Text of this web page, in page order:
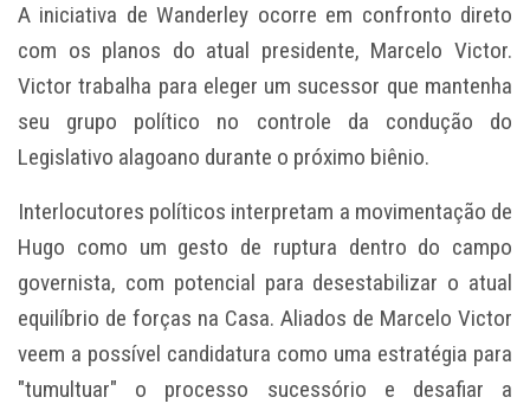
A iniciativa de Wanderley ocorre em confronto direto
com os planos do atual presidente, Marcelo Victor.
Victor trabalha para eleger um sucessor que mantenha
seu grupo político no controle da condução do
Legislativo alagoano durante o próximo biênio.
Interlocutores políticos interpretam a movimentação de
Hugo como um gesto de ruptura dentro do campo
governista, com potencial para desestabilizar o atual
equilíbrio de forças na Casa. Aliados de Marcelo Victor
veem a possível candidatura como uma estratégia para
"tumultuar" o processo sucessório e desafiar a